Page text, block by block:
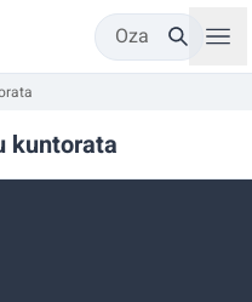
Oza
kuntorata